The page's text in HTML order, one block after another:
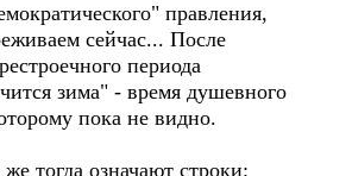
правления,
сейчас... После
периода
зима" - время душевного
пока не видно.
тогда означают строки: